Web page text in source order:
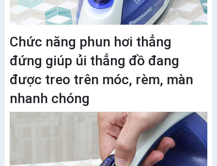
Chức năng phun hơi thẳng
đứng giúp ủi thẳng đồ đang
được treo trên móc, rèm, màn
nhanh chóng